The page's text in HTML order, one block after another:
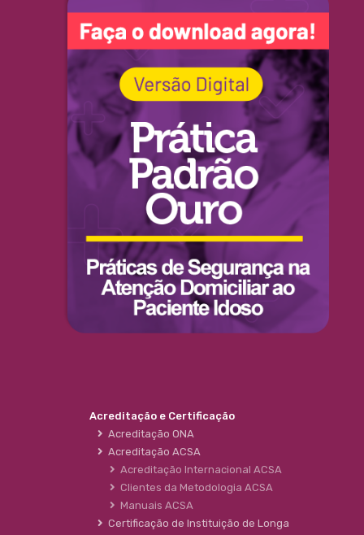
Acreditação e Certificação
Acreditação ONA
Acreditação ACSA
Acreditação Internacional ACSA
Clientes da Metodologia ACSA
Manuais ACSA
Certificação de Instituição de Longa